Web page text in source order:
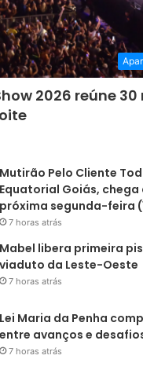
2026 reúne
Mutirão Pelo Cliente
Equatorial Goiás, chega
próxima segunda-feira
7 horas atrás
Mabel libera primeira
viaduto da Leste-Oeste
7 horas atrás
Lei Maria da Penha
entre avanços e
7 horas atrás